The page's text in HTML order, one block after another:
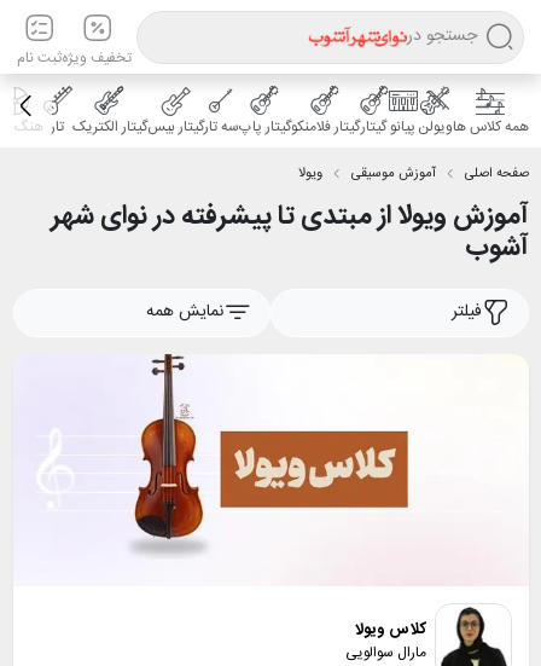
جستجو در
تخفیف ویژهثبت نام
همه کلاس هاویولن پیانوگیتارگیتار فلامنکوگیتار پاپسه تارگیتار بیسگیتار الکتریک تار هنگ
صفحه اصلی آموزش موسیقی ویولا
آموزش ویولا از مبتدی تا پیشرفته در نوای شهر
آشوب
فیلتر نمایش همه
کلاس ویولا
مارال سوالویی